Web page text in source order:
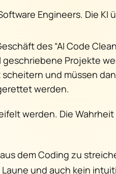
Engineers. Die KI
des “AI Code
geschriebene Projekte
und müssen
werden.
werden. Die
aus dem Coding zu
und auch kein